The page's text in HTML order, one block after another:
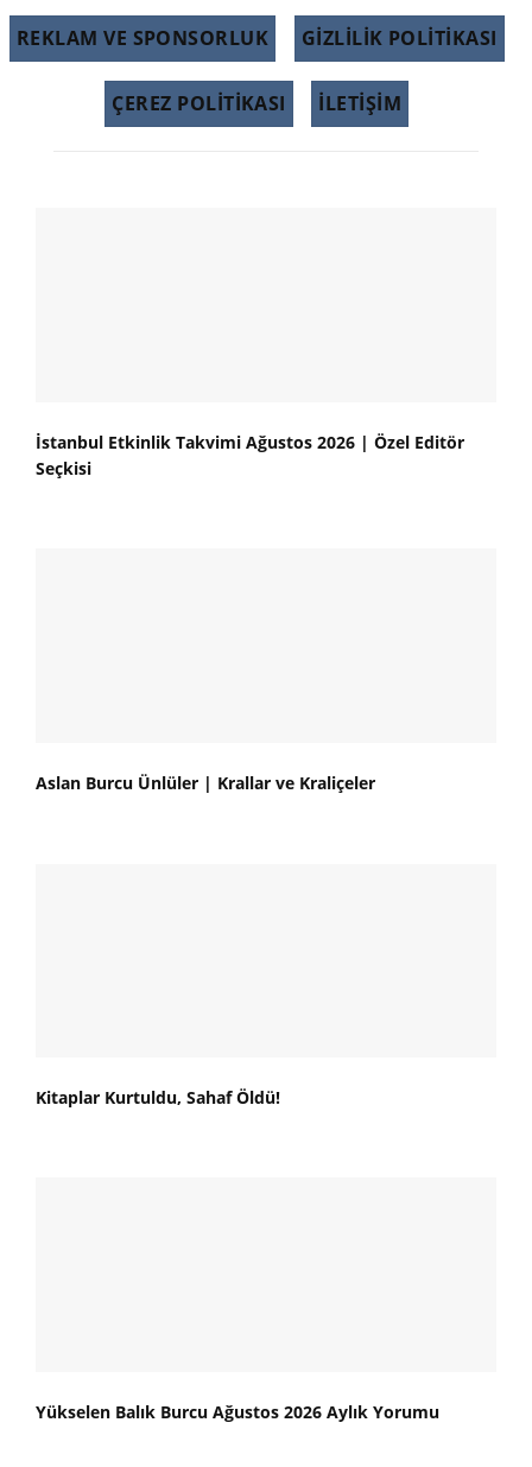
REKLAM VE SPONSORLUK GIZLILIK POLITIKASI
ÇEREZ POLITIKASI İLETİŞİM
İstanbul Etkinlik Takvimi Ağustos 2026 | Özel Editör
Seçkisi
Aslan Burcu Ünlüler | Krallar ve Kraliçeler
Kitaplar Kurtuldu, Sahaf Öldü!
Yükselen Balık Burcu Ağustos 2026 Aylık Yorumu